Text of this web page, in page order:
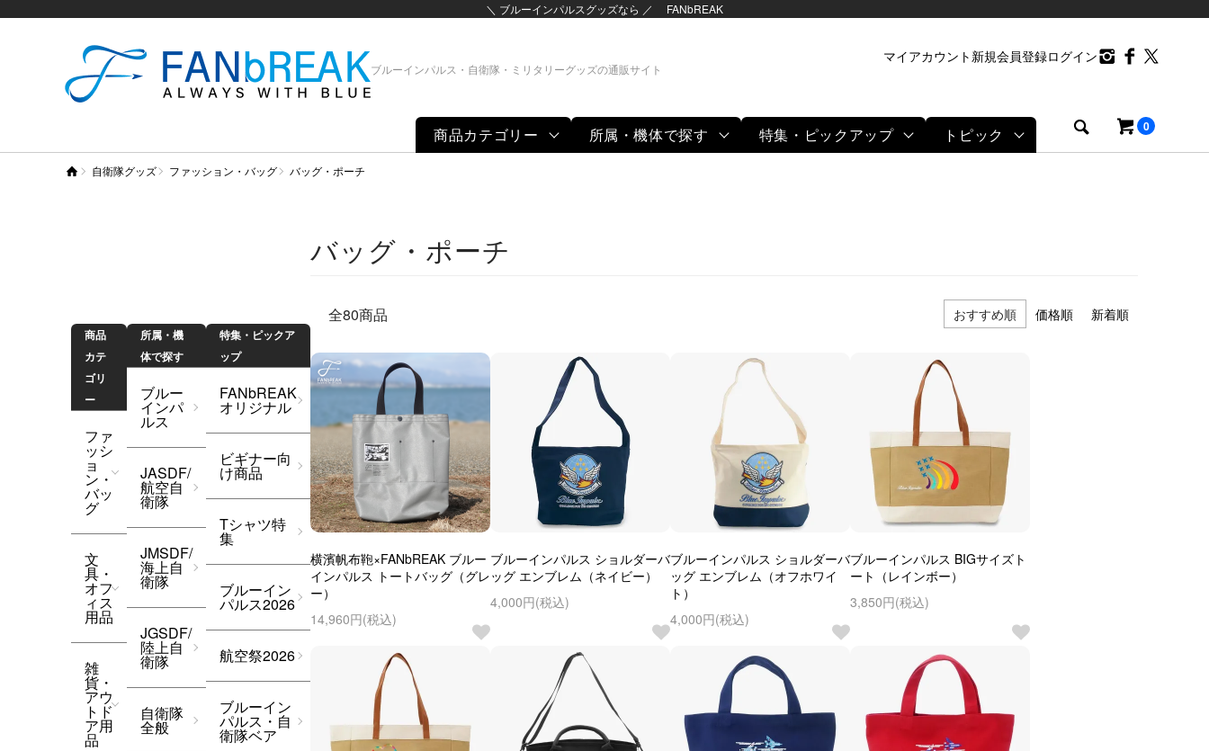
＼ ブルーインパルスグッズなら ／ FANbREAK
ブルーインパルス・自衛隊・ミリタリーグッズの通販サイト
0
商品カテゴリー 所属・機体で探す 特集・ピックアップ トピック
マイアカウント 新規会員登録ログイン
自衛隊グッズ ファッション・バッグ バッグ・ポーチ
バッグ・ポーチ
全80商品 おすすめ順 価格順 新着順
横濱帆布鞄×FANbREAK ブルー
インパルス トートバッグ（グレ
ー）
14,960円(税込)
ブルーインパルス ショルダーバ
ッグ エンブレム（ネイビー）
4,000円(税込)
ブルーインパルス ショルダーバ
ッグ エンブレム（オフホワイ
ト）
4,000円(税込)
ブルーインパルス BIGサイズト
ート（レインボー）
3,850円(税込)
商品
カテ
ゴリ
ー
ファ
ッシ
ョ
ン・
バッ
グ
文
具・
オフ
ィス
用品
雑
貨・
アウ
トド
ア用
品
所属・機
体で探す
ブルー
インパ
ルス
JASDF/
航空自
衛隊
JMSDF/
海上自
衛隊
JGSDF/
陸上自
衛隊
自衛隊
全般
特集・ピックア
ップ
FANbREAK
オリジナル
ビギナー向
け商品
Tシャツ特
集
ブルーイン
パルス2026
航空祭2026
ブルーイン
パルス・自
衛隊ベア